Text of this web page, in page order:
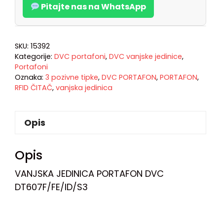
Pitajte nas na WhatsApp
SKU: 15392
Kategorije: DVC portafoni, DVC vanjske jedinice,
Portafoni
Oznaka: 3 pozivne tipke, DVC PORTAFON, PORTAFON,
RFID ČITAČ, vanjska jedinica
Opis
Opis
VANJSKA JEDINICA PORTAFON DVC
DT607F/FE/ID/S3